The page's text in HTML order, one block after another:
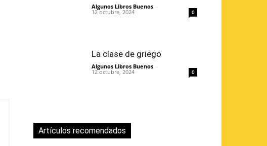
Algunos Libros Buenos -
12 octubre, 2024 0
La clase de griego
Algunos Libros Buenos -
12 octubre, 2024 0
Artículos recomendados